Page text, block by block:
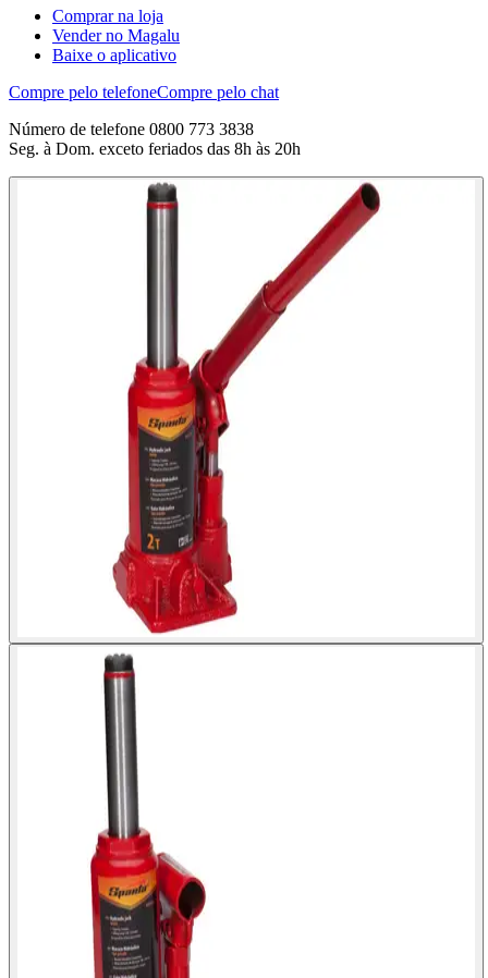
Comprar na loja
Vender no Magalu
Baixe o aplicativo
Compre pelo telefoneCompre pelo chat
Número de telefone 0800 773 3838
Seg. à Dom. exceto feriados das 8h às 20h